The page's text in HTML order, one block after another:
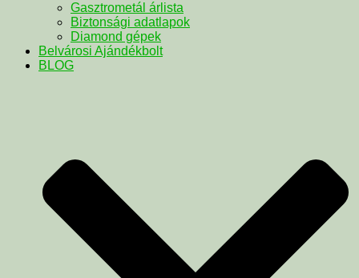
Gasztrometál árlista
Biztonsági adatlapok
Diamond gépek
Belvárosi Ajándékbolt
BLOG